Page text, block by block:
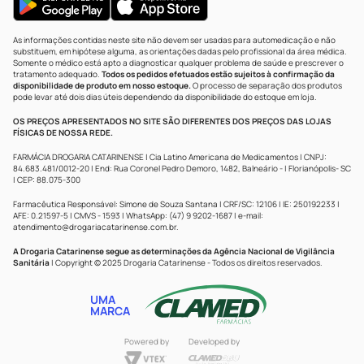
As informações contidas neste site não devem ser usadas para automedicação e não
substituem, em hipótese alguma, as orientações dadas pelo profissional da área médica.
Somente o médico está apto a diagnosticar qualquer problema de saúde e prescrever o
tratamento adequado. Todos os pedidos efetuados estão sujeitos à confirmação da
disponibilidade de produto em nosso estoque.O processo de separação dos produtos
pode levar até dois dias úteis dependendo da disponibilidade do estoque em loja.
OS PREÇOS APRESENTADOS NO SITE SÃO DIFERENTES DOS PREÇOS DAS LOJAS
FÍSICAS DE NOSSA REDE.
FARMÁCIA DROGARIA CATARINENSE | Cia Latino Americana de Medicamentos | CNPJ:
84.683.481/0012-20 | End: Rua Coronel Pedro Demoro, 1482, Balneário - | Florianópolis- SC
| CEP: 88.075-300
Farmacêutica Responsável: Simone de Souza Santana | CRF/SC: 12106 | IE: 250192233 |
AFE: 0.21597-5 | CMVS - 1593 | WhatsApp: (47) 9 9202-1687 | e-mail:
atendimento@drogariacatarinense.com.br.
A Drogaria Catarinense segue as determinações da Agência Nacional de Vigilância
Sanitária | Copyright © 2025 Drogaria Catarinense - Todos os direitos reservados.
UMA
MARCA
Powered by Developed by